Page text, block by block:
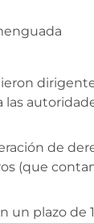
de
(que
un plazo